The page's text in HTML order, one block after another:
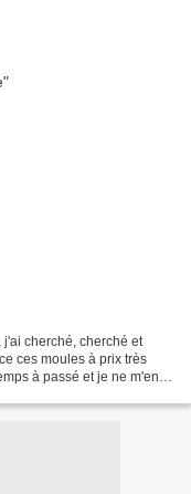
cherché, cherché et
ces moules à prix très
à passé et je ne m'en